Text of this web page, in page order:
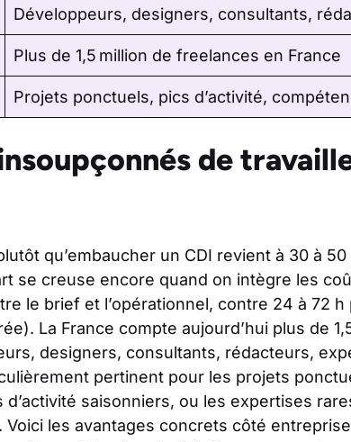
Développeurs, designers, consultants,
Plus de 1,5 million de freelances en France
Projets ponctuels, pics d’activité,
de
qu’embaucher un CDI revient à 30 à
se creuse encore quand on intègre les
le brief et l’opérationnel, contre 24 à 72
La France compte aujourd’hui plus de
designers, consultants, rédacteurs,
pertinent pour les projets
saisonniers, ou les expertises
les avantages concrets côté